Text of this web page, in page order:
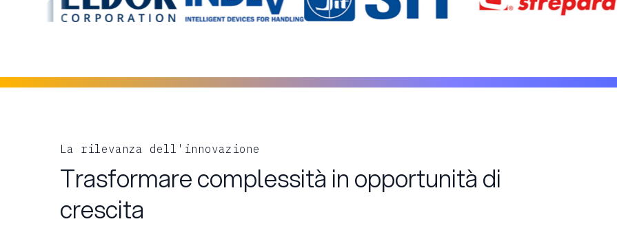
La rilevanza dell'innovazione
Trasformare complessità in opportunità di
crescita